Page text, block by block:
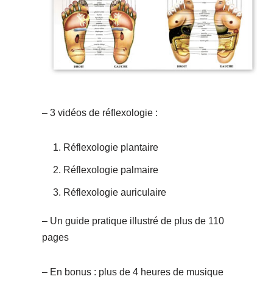
– 3 vidéos de réflexologie :
Réflexologie plantaire
Réflexologie palmaire
Réflexologie auriculaire
– Un guide pratique illustré de plus de 110
pages
– En bonus : plus de 4 heures de musique